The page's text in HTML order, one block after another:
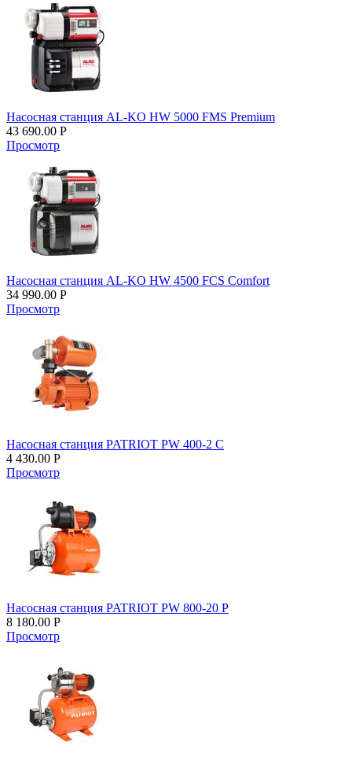
Насосная станция AL-KO HW 5000 FMS Premium
43 690.00 Р
Просмотр
Насосная станция AL-KO HW 4500 FCS Comfort
34 990.00 Р
Просмотр
Насосная станция PATRIOT PW 400-2 С
4 430.00 Р
Просмотр
Насосная станция PATRIOT PW 800-20 P
8 180.00 Р
Просмотр